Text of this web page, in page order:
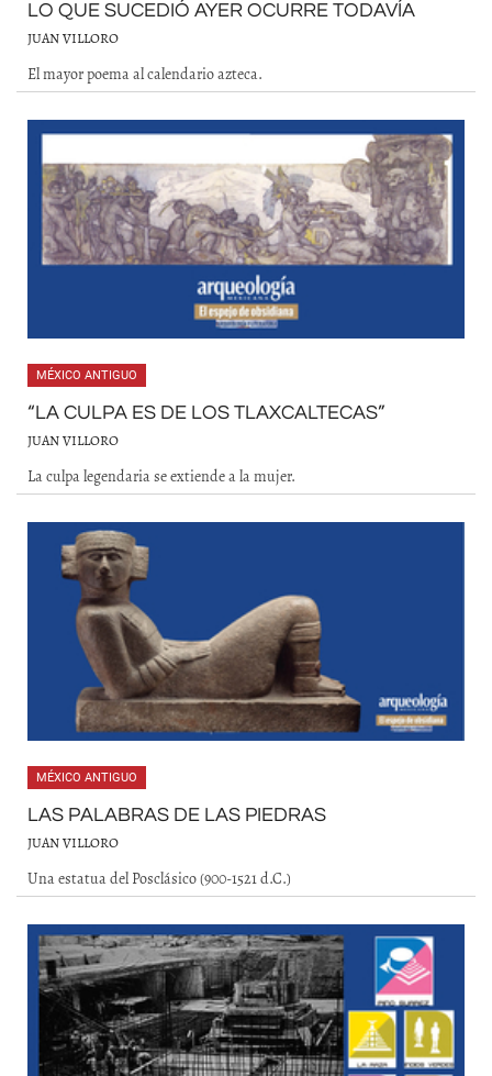
LO QUE SUCEDIÓ AYER OCURRE TODAVÍA
JUAN VILLORO
El mayor poema al calendario azteca.
MÉXICO ANTIGUO
“LA CULPA ES DE LOS TLAXCALTECAS”
JUAN VILLORO
La culpa legendaria se extiende a la mujer.
MÉXICO ANTIGUO
LAS PALABRAS DE LAS PIEDRAS
JUAN VILLORO
Una estatua del Posclásico (900-1521 d.C.)